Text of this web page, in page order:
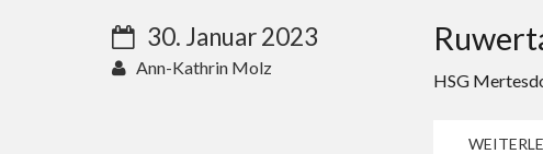
30. Januar 2023
Ann-Kathrin Molz
HSG